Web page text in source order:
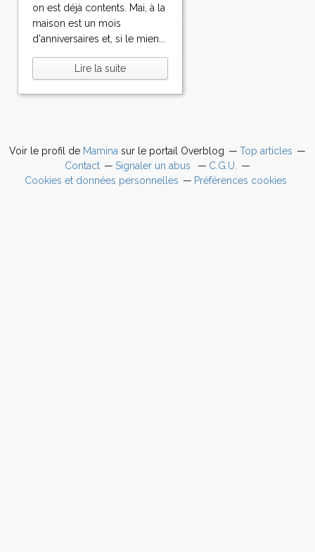
on est déjà contents. Mai, à la
maison est un mois
d'anniversaires et, si le mien...
Lire la suite
Voir le profil de Mamina sur le portail Overblog
Top articles
Contact
Signaler un abus
C.G.U.
Cookies et données personnelles
Préférences cookies